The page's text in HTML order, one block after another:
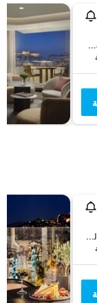
2, Vas. Alexandrou Avenue, أثينا, اليونان
2-4 Achilleos Street, أثينا, اليونان